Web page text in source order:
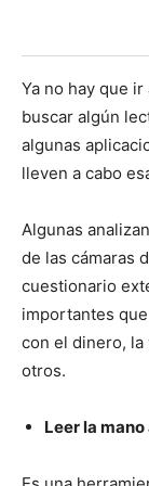
Ya no hay que
buscar algún
algunas
lleven a cabo
Algunas
de las cámaras
cuestionario
importantes
con el dinero, la
otros.
Leer la mano